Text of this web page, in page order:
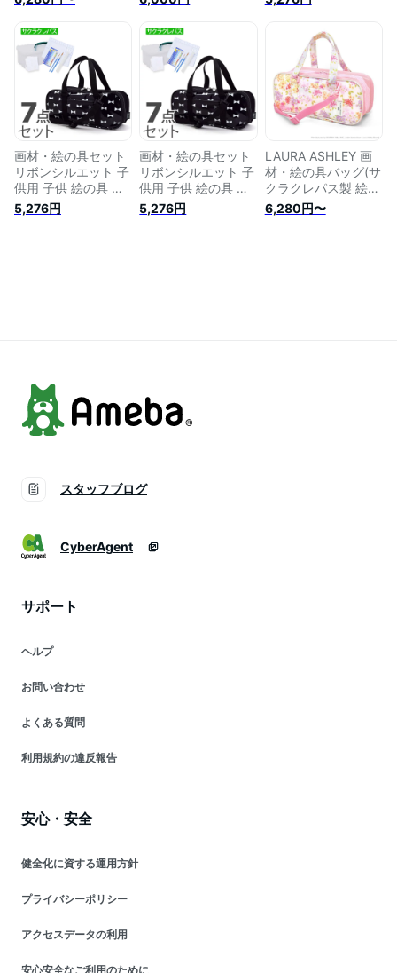
Riviera 子供用 子供
絵の具 セット 小学
生 サクラクレパス
水彩セット 画材セッ
ト 小学校 かわいい
コンパクト 小学校
子供用 子供 絵の具
セット 小学生 サク
ラクレパス 水彩セッ
ト 画材セット 小学
校 かわいい コンパ
クト サクラ 女の子
小学校
レパス 水彩セット
かわいい コンパクト
サクラ 男の子
画材・絵の具セット
リボンシルエット 子
供用 子供 絵の具 セ
ット 小学生 サクラ
クレパス 水彩セット
5,276円
画材・絵の具セット
リボンシルエット 子
供用 子供 絵の具 セ
ット 小学生 サクラ
クレパス 水彩セット
5,276円
LAURA ASHLEY 画
材・絵の具バッグ(サ
クラクレパス製 絵の
具セット付き)
Amelie 子供用 子供
6,280円〜
スタッフブログ
CyberAgent
サポート
ヘルプ
お問い合わせ
よくある質問
利用規約の違反報告
安心・安全
健全化に資する運用方針
プライバシーポリシー
アクセスデータの利用
安心安全なご利用のために